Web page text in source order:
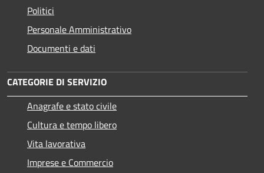
Politici
Personale Amministrativo
Documenti e dati
CATEGORIE DI SERVIZIO
Anagrafe e stato civile
Cultura e tempo libero
Vita lavorativa
Imprese e Commercio